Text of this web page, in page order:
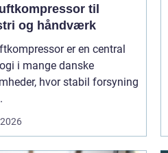
til
og håndværk
er en central
i mange danske
hvor stabil forsyning